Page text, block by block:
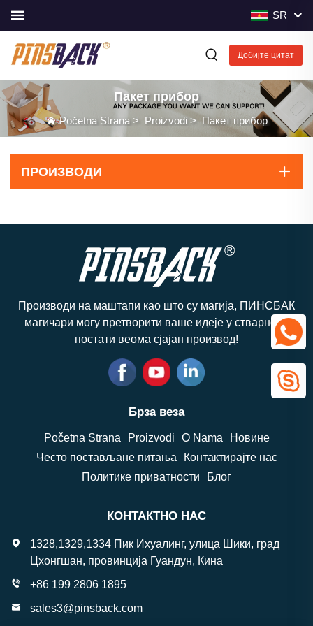
SR
Добијте цитат
Пакет прибор
Početna Strana> Proizvodi> Пакет прибор
ПРОИЗВОДИ
Производи на маштапи као што су магија, ПИНСБАК
магичари могу претворити ваше идеје у стварност,
постати веома сјајан производ!
Брза веза
Početna Strana Proizvodi O Nama
Новине
Често постављане питања
Контактирајте нас
Политике приватности
Блог
КОНТАКТНО НАС
1328,1329,1334 Пик Ихуалинг, улица Шики, град
Цхонгшан, провинција Гуандун, Кина
+86 199 2806 1895
sales3@pinsback.com